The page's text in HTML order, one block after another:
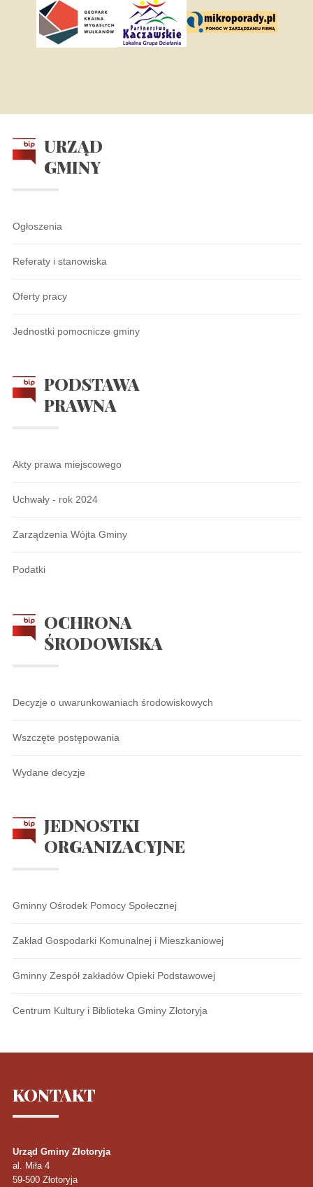
URZĄD
GMINY
Ogłoszenia
Referaty i stanowiska
Oferty pracy
Jednostki pomocnicze gminy
PODSTAWA
PRAWNA
Akty prawa miejscowego
Uchwały - rok 2024
Zarządzenia Wójta Gminy
Podatki
OCHRONA
ŚRODOWISKA
Decyzje o uwarunkowaniach środowiskowych
Wszczęte postępowania
Wydane decyzje
JEDNOSTKI
ORGANIZACYJNE
Gminny Ośrodek Pomocy Społecznej
Zakład Gospodarki Komunalnej i Mieszkaniowej
Gminny Zespół zakładów Opieki Podstawowej
Centrum Kultury i Biblioteka Gminy Złotoryja
KONTAKT
Urząd Gminy Złotoryja
al. Miła 4
59-500 Złotoryja